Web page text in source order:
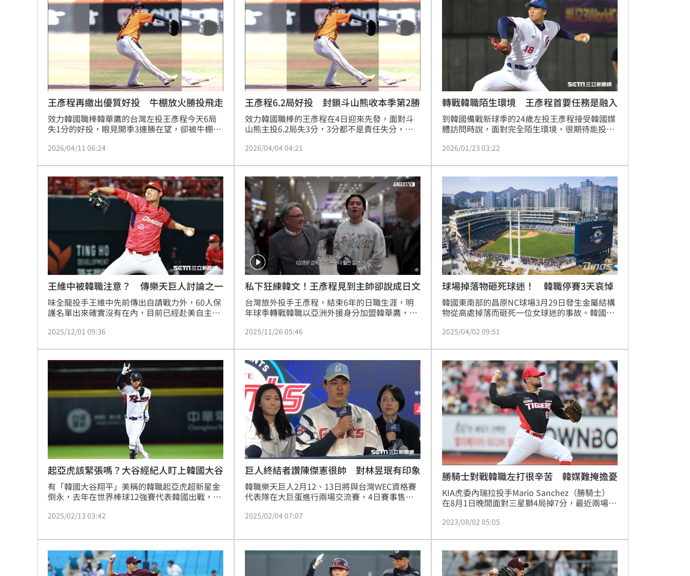
王彥程再繳出優質好投 牛棚放火勝投飛走
效力韓國職棒韓華鷹的台灣左投王彥程今天6局
失1分的好投，眼見開季3連勝在望，卻被牛棚放
無關勝敗但仍是連2場優質先發。
2026/04/11 06:24
王彥程6.2局好投 封鎖斗山熊收本季第2勝
效力韓國職棒的王彥程在4日迎來先發，面對斗
山熊主投6.2局失3分，3分都不是責任失分，最
個人賽季第2場勝利。
2026/04/04 04:21
轉戰韓職陌生環境 王彥程首要任務是融入
到韓國備戰新球季的24歲左投王彥程接受韓國媒
體訪問時說，面對完全陌生環境，很期待能投出
成為先發輪值，他說，會以這目標努力。
2026/01/23 03:22
王維中被韓職注意？ 傳樂天巨人討論之一
味全龍投手王維中先前傳出自請戰力外，60人保
護名單出來確實沒有在內，目前已經赴美自主訓
制度，傳出曾經效力韓職的王維中是人選之一。
2025/12/01 09:36
私下狂練韓文！王彥程見到主帥卻說成日文
台灣旅外投手王彥程，結束6年的日職生涯，明
年球季轉戰韓職以亞洲外援身分加盟韓華鷹，26
影片，只見等待時王彥程認真學習韓文，沒想到
說出日文，不過總教練用日文回應化解小插曲，
並大讚王彥程「比影片上還帥！」
2025/11/26 05:46
球場掉落物砸死球迷！ 韓職停賽3天哀悼
韓國東南部的昌原NC球場3月29日發生金屬結構
物從高處掉落而砸死一位女球迷的事故。韓國職
賽前必須徹底進行安全檢查。
2025/04/02 09:51
起亞虎該緊張嗎？大谷經紀人盯上韓國大谷
有「韓國大谷翔平」美稱的韓職起亞虎超新星金
倒永，去年在世界棒球12強賽代表韓國出戰，雖
金倒永展現恐怖的長打能力，成為韓國隊陣中最
美國經紀人盯上，和特別跑去起亞虎加州春訓基
地，就是為了要見這位「韓國大谷」一面。
2025/02/13 03:42
巨人終結者讚陳傑憲很帥 對林昱珉有印象
韓職樂天巨人2月12、13日將與台灣WEC資格賽
代表隊在大巨蛋進行兩場交流賽，4日賽事售票
表出席，金元中一來就親切開心用中文跟大家自
除了點名去年在12強表現搶眼的MVP陳傑憲，讚
美對方很帥又很紅，還提到去年好投壓制韓國的
台灣王牌林昱珉，但他也展現出必勝的決心，直
言 「台灣是必須要戰勝的隊伍」。
2025/02/04 07:07
勝騎士對戰韓職左打很辛苦 韓媒難掩擔憂
KIA虎委內瑞拉投手Mario Sanchez（勝騎士）
在8月1日晚間面對三星獅4局掉7分，最近兩場共
對戰KBO左打的被打擊率高達3成54，韓國媒體
合報導）
2023/08/02 05:05